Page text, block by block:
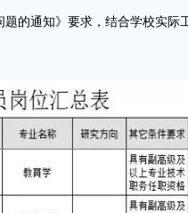
的通知》要求，结合学校实际